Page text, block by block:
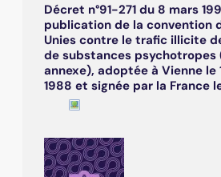
Décret n°91-271 du 8 mars
publication de la convention
Unies contre le trafic illicite
de substances psychotropes
annexe), adoptée à Vienne le
1988 et signée par la France